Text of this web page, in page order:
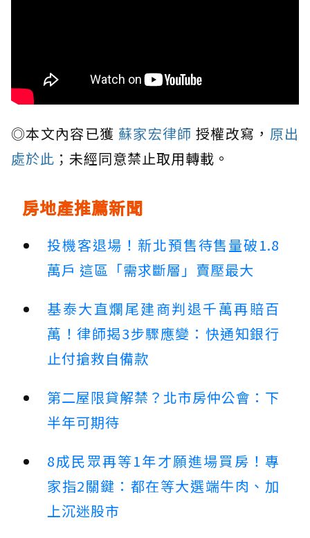
◎本文內容已獲 蘇家宏律師 授權改寫， 原出
處於此 ；未經同意禁止取用轉載。
房地產推薦新聞
投機客退場！新北預售待售量破1.8
萬戶 這區「需求斷層」賣壓最大
基泰大直爛尾建商判退千萬再賠百
萬！律師揭3步驟應變：快通知銀行
止付搶救自備款
第二屋限貸解禁？北市房仲公會：下
半年可期待
8成民眾再等1年才願進場買房！專
家指2關鍵：都在等大選端牛肉、加
上沉迷股市